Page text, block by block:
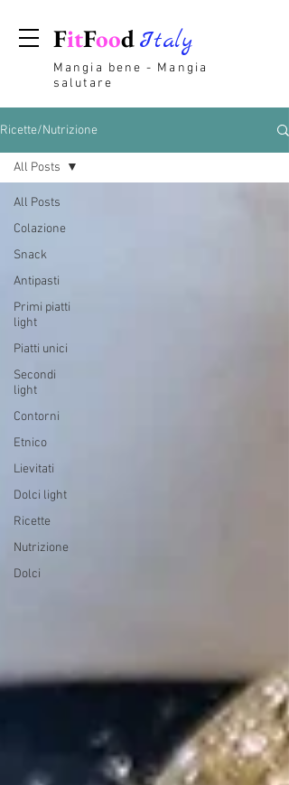
FitFoodItaly
Mangia bene - Mangia
salutare
Ricette/Nutrizione
All Posts
Colazione
Snack
Antipasti
Primi piatti
light
Piatti unici
Secondi
light
Contorni
Etnico
Lievitati
Dolci light
Ricette
Nutrizione
Dolci
All Posts